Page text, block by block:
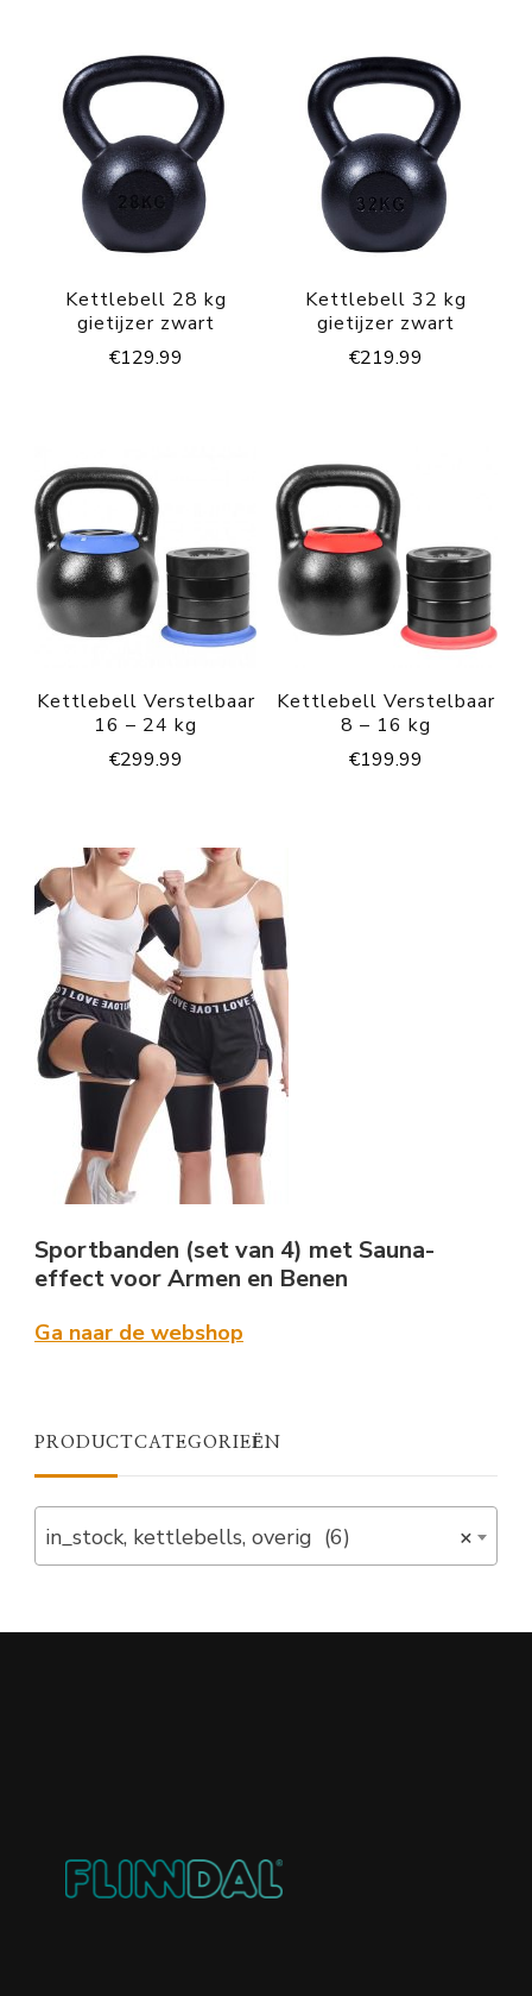
Kettlebell 28 kg
gietijzer zwart
€129.99
Kettlebell 32 kg
gietijzer zwart
€219.99
Kettlebell Verstelbaar
16 – 24 kg
€299.99
Kettlebell Verstelbaar
8 – 16 kg
€199.99
Sportbanden (set van 4) met Sauna-
effect voor Armen en Benen
Ga naar de webshop
PRODUCTCATEGORIEËN
×
in_stock, kettlebells, overig (6)